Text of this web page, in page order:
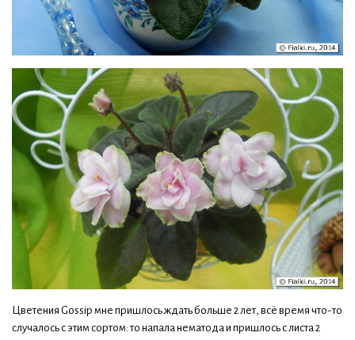
Цветения Gossip мне пришлось ждать больше 2 лет, всё время что-то
случалось с этим сортом: то напала нематода и пришлось с листа 2